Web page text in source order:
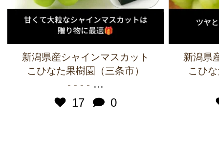
新潟県産シャインマスカット
こひなた果樹園（三条市）
- - - - ...
17
0
新潟県
こひ